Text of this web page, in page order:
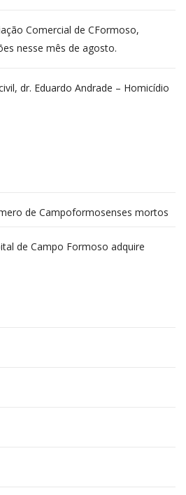
Comercial de CFormoso,
nesse mês de agosto.
dr. Eduardo Andrade – Homicídio
de Campoformosenses mortos
morreram em desabamentos são
de Campo Formoso adquire